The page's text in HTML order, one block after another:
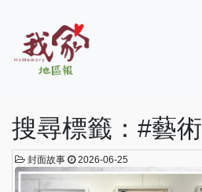
搜尋標籤：#藝術
封面故事 2026-06-25